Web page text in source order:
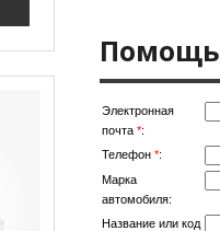
Помощь
Электронная
почта *:
Телефон *:
Марка
автомобиля:
Название или код